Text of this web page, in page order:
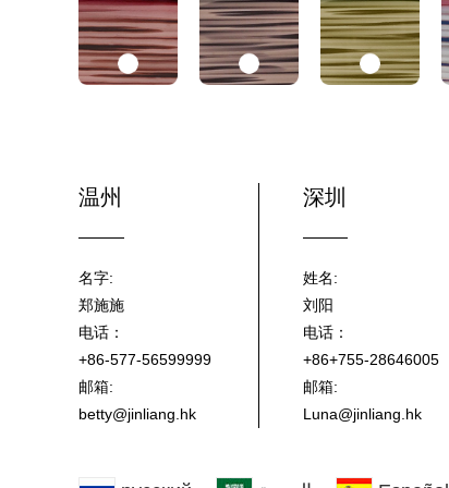
温州
名字:
郑施施
电话：
+86-577-56599999
邮箱:
betty@jinliang.hk
深圳
姓名:
刘阳
电话：
+86+755-28646005
邮箱:
Luna@jinliang.hk